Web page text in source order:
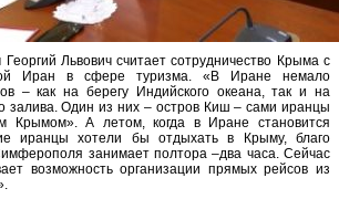
Львович считает сотрудничество Крыма с
Иран в сфере туризма. «В Иране немало
– как на берегу Индийского океана, так и на
залива. Один из них – остров Киш – сами иранцы
Крымом». А летом, когда в Иране становится
иранцы хотели бы отдыхать в Крыму, благо
занимает полтора –два часа. Сейчас
возможность организации прямых рейсов из